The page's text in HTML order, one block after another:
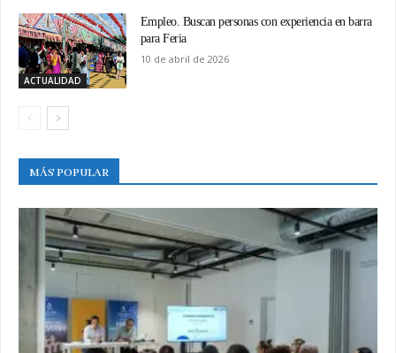
ACTUALIDAD
Empleo. Buscan personas con experiencia en barra
para Feria
10 de abril de 2026
MÁS POPULAR